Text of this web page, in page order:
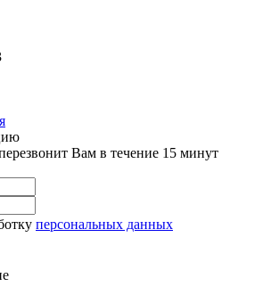
Вам в течение 15 минут
персональных данных